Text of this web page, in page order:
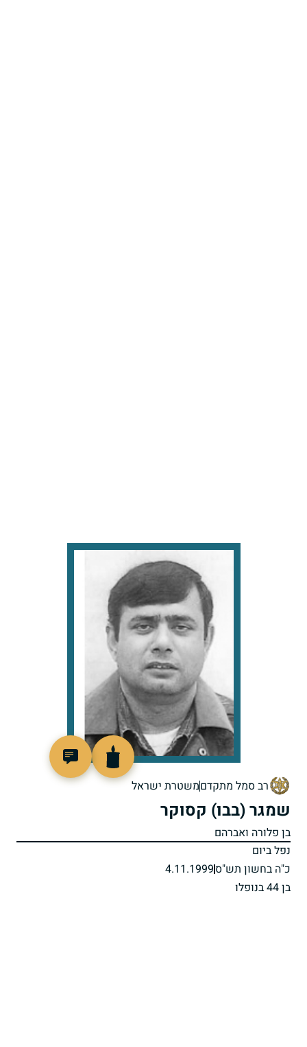
רב סמל מתקדםמשטרת ישראל
שמגר (בבו) קסוקר
בן פלורה ואברהם
נפל ביום
כ"ה בחשון תש"ס4.11.1999
בן 44 בנופלו